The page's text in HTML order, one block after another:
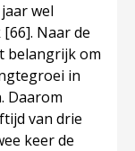
wel
[66]. Naar de
belangrijk om
in
Daarom
van drie
keer de